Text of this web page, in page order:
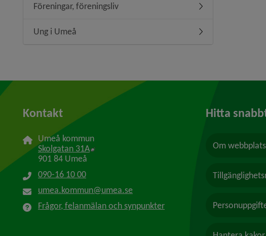
Föreningar, föreningsliv Undermeny för
Ung i Umeå Undermeny för Ung i
Kontakt
Umeå kommun
Skolgatan 31A Länk till annan webbplats, öppnas i nytt
901 84 Umeå
090-16 10 00
umea.kommun@umea.se
Frågor, felanmälan och synpunkter
Hitta
Om